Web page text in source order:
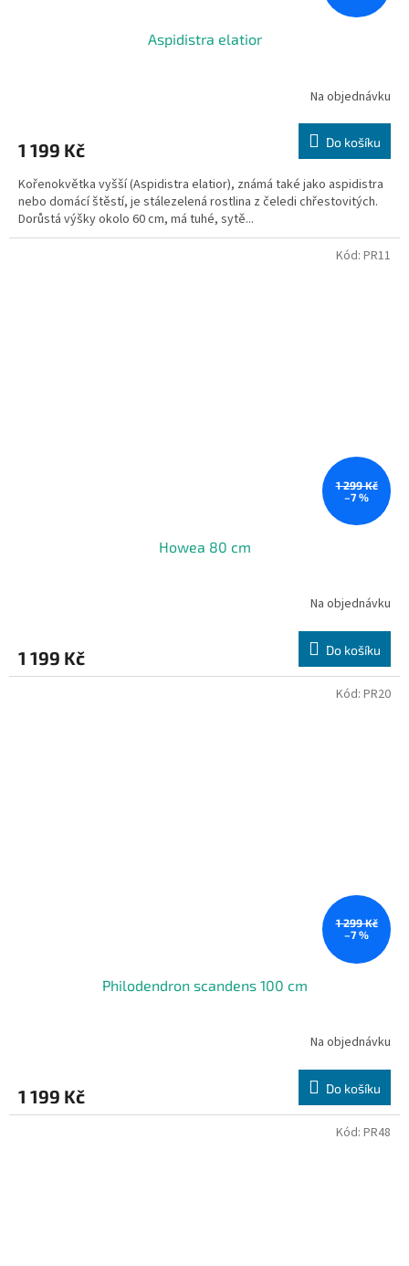
Aspidistra elatior
Na objednávku
1 199 Kč Do košíku
Kořenokvětka vyšší (Aspidistra elatior), známá také jako aspidistra
nebo domácí štěstí, je stálezelená rostlina z čeledi chřestovitých.
Dorůstá výšky okolo 60 cm, má tuhé, sytě...
1 299 Kč
–7 %
Howea 80 cm
Na objednávku
1 199 Kč Do košíku
Kód: PR11
1 299 Kč
–7 %
Philodendron scandens 100 cm
Na objednávku
1 199 Kč Do košíku
Kód: PR20
Kód: PR48